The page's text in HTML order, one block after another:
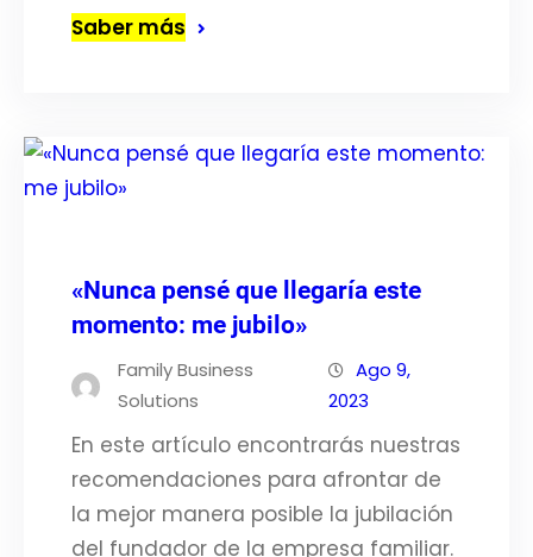
Saber más
«Nunca pensé que llegaría este
momento: me jubilo»
Family Business
Solutions
Ago 9,
2023
En este artículo encontrarás nuestras
recomendaciones para afrontar de
la mejor manera posible la jubilación
del fundador de la empresa familiar.